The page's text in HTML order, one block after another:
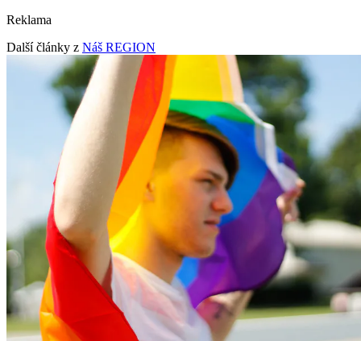
Reklama
Další články z Náš REGION